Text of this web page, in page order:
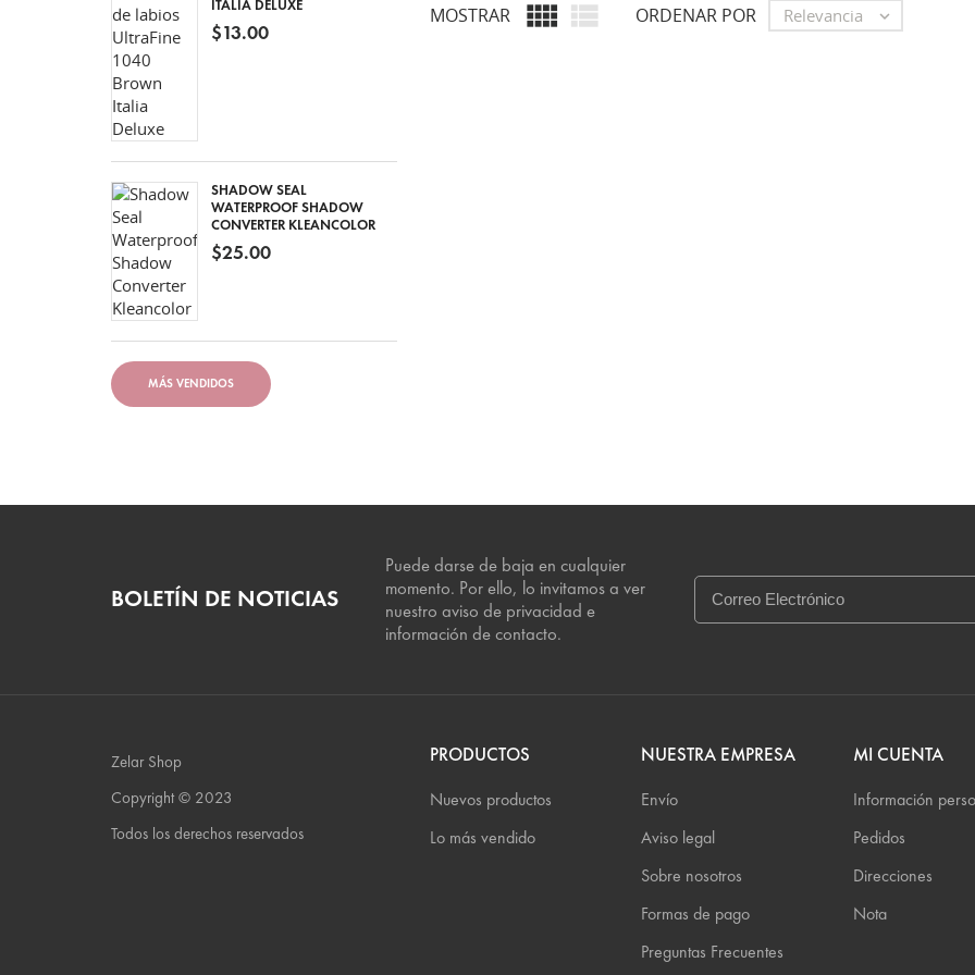
ITALIA DELUXE
$13.00
SHADOW SEAL
WATERPROOF SHADOW
CONVERTER KLEANCOLOR
$25.00
MÁS VENDIDOS
MOSTRAR   ORDENAR POR Relevancia 
BOLETÍN DE NOTICIAS
Puede darse de baja en cualquier
momento. Por ello, lo invitamos a ver
nuestro aviso de privacidad e
información de contacto.
Zelar Shop
Copyright © 2023
Todos los derechos reservados
PRODUCTOS
Nuevos productos
Lo más vendido
NUESTRA EMPRESA
Envío
Aviso legal
Sobre nosotros
Formas de pago
Preguntas Frecuentes
MI CUENTA
Información
Pedidos
Direcciones
Nota